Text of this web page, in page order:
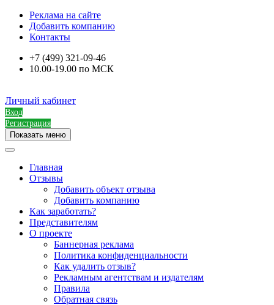
Реклама на сайте
Добавить компанию
Контакты
+7 (499) 321-09-46
10.00-19.00 по МСК
Личный кабинет
Вход
Регистрация
Показать меню
Главная
Отзывы
Добавить объект отзыва
Добавить компанию
Как заработать?
Представителям
О проекте
Баннерная реклама
Политика конфиденциальности
Как удалить отзыв?
Рекламным агентствам и издателям
Правила
Обратная связь